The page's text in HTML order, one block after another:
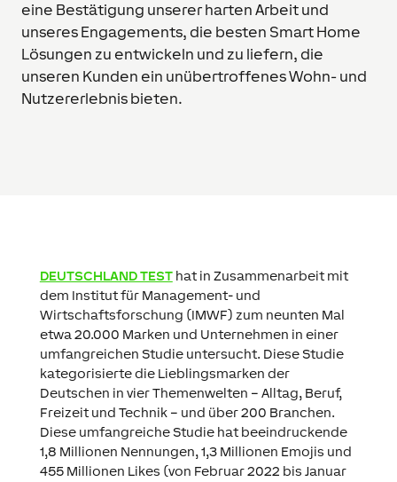
eine Bestätigung unserer harten Arbeit und
unseres Engagements, die besten Smart Home
Lösungen zu entwickeln und zu liefern, die
unseren Kunden ein unübertroffenes Wohn- und
Nutzererlebnis bieten.
DEUTSCHLAND TESThat in Zusammenarbeit mit
dem Institut für Management- und
Wirtschaftsforschung (IMWF) zum neunten Mal
etwa 20.000 Marken und Unternehmen in einer
umfangreichen Studie untersucht. Diese Studie
kategorisierte die Lieblingsmarken der
Deutschen in vier Themenwelten – Alltag, Beruf,
Freizeit und Technik – und über 200 Branchen.
Diese umfangreiche Studie hat beeindruckende
1,8 Millionen Nennungen, 1,3 Millionen Emojis und
455 Millionen Likes (von Februar 2022 bis Januar